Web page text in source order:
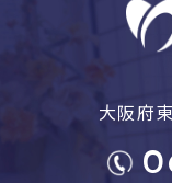
大阪府